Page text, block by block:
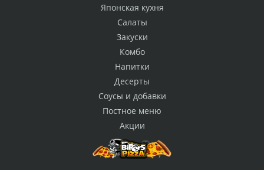
Японская кухня
Салаты
Закуски
Комбо
Напитки
Десерты
Соусы и добавки
Постное меню
Акции